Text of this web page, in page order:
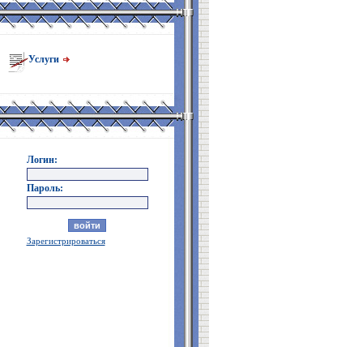
Услуги
Логин:
Пароль:
Зарегистрироваться